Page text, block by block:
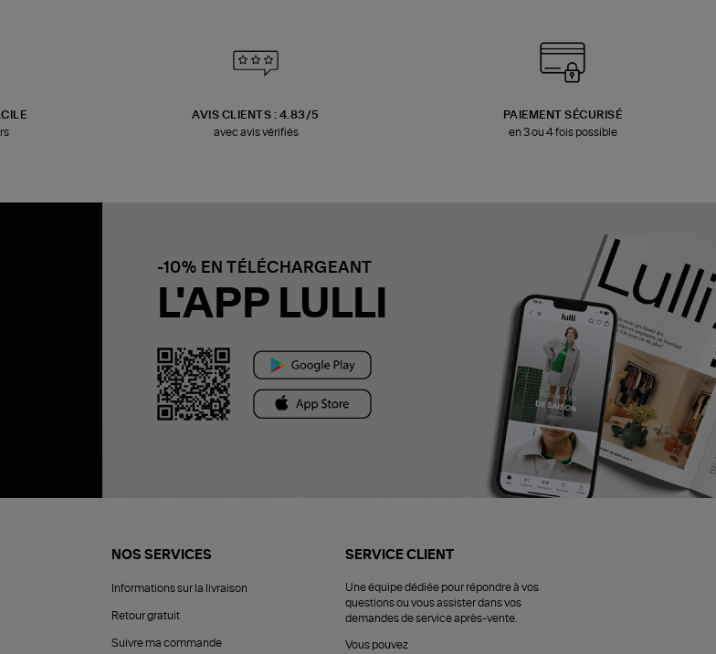
AVIS CLIENTS : 4.83/5
avec avis vérifiés
PAIEMENT SÉCURISÉ
en 3 ou 4 fois possible
-10% EN TÉLÉCHARGEANT
L'APP LULLI
NOS SERVICES
Informations sur la livraison
Retour gratuit
Suivre ma commande
SERVICE CLIENT
Une équipe dédiée pour répondre à vos
questions ou vous assister dans vos
demandes de service après-vente.
Vous pouvez